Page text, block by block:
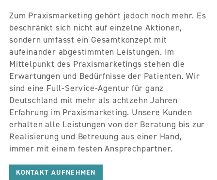
Zum Praxismarketing gehört jedoch noch mehr. Es
beschränkt sich nicht auf einzelne Aktionen,
sondern umfasst ein Gesamtkonzept mit
aufeinander abgestimmten Leistungen. Im
Mittelpunkt des Praxismarketings stehen die
Erwartungen und Bedürfnisse der Patienten. Wir
sind eine Full-Service-Agentur für ganz
Deutschland mit mehr als achtzehn Jahren
Erfahrung im Praxismarketing. Unsere Kunden
erhalten alle Leistungen von der Beratung bis zur
Realisierung und Betreuung aus einer Hand,
immer mit einem festen Ansprechpartner.
KONTAKT AUFNEHMEN